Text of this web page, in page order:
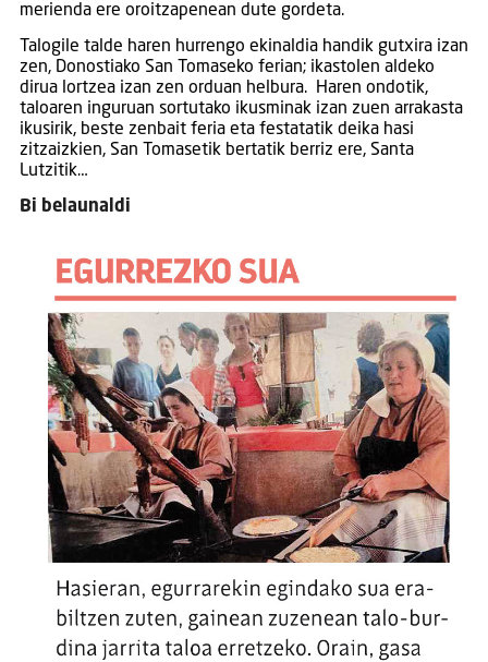
merienda ere oroitzapenean dute gordeta.
Talogile talde haren hurrengo ekinaldia handik gutxira izan
zen, Donostiako San Tomaseko ferian; ikastolen aldeko
dirua lortzea izan zen orduan helbura. Haren ondotik,
taloaren inguruan sortutako ikusminak izan zuen arrakasta
ikusirik, beste zenbait feria eta festatatik deika hasi
zitzaizkien, San Tomasetik bertatik berriz ere, Santa
Lutzitik…
Bi belaunaldi